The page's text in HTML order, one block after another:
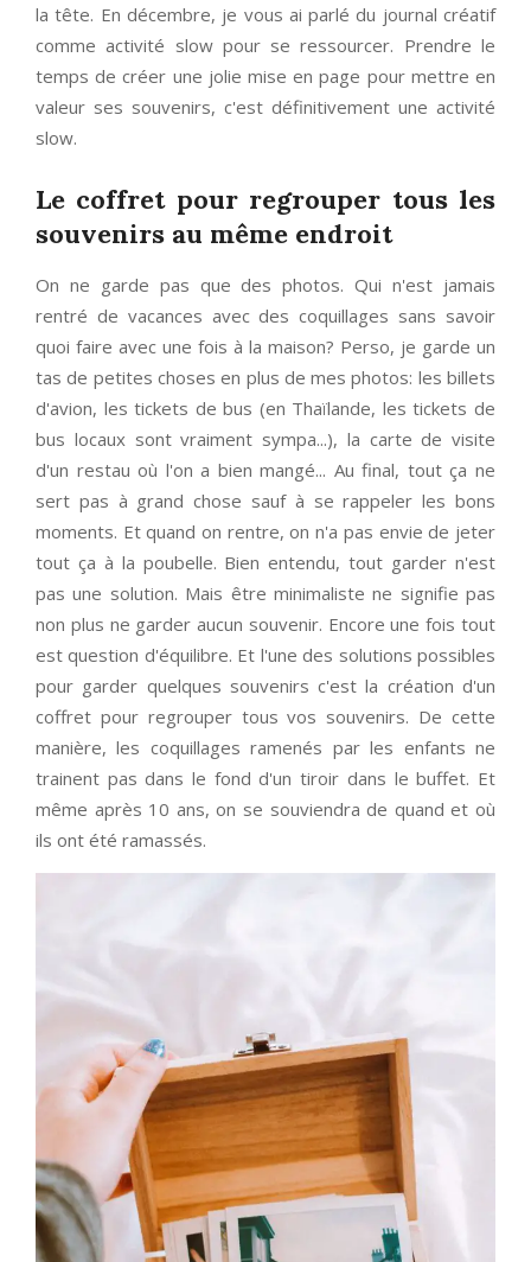
la tête. En décembre, je vous ai parlé du journal créatif
comme activité slow pour se ressourcer. Prendre le
temps de créer une jolie mise en page pour mettre en
valeur ses souvenirs, c'est définitivement une activité
slow.
Le coffret pour regrouper tous les
souvenirs au même endroit
On ne garde pas que des photos. Qui n'est jamais
rentré de vacances avec des coquillages sans savoir
quoi faire avec une fois à la maison? Perso, je garde un
tas de petites choses en plus de mes photos: les billets
d'avion, les tickets de bus (en Thaïlande, les tickets de
bus locaux sont vraiment sympa...), la carte de visite
d'un restau où l'on a bien mangé... Au final, tout ça ne
sert pas à grand chose sauf à se rappeler les bons
moments. Et quand on rentre, on n'a pas envie de jeter
tout ça à la poubelle. Bien entendu, tout garder n'est
pas une solution. Mais être minimaliste ne signifie pas
non plus ne garder aucun souvenir. Encore une fois tout
est question d'équilibre. Et l'une des solutions possibles
pour garder quelques souvenirs c'est la création d'un
coffret pour regrouper tous vos souvenirs. De cette
manière, les coquillages ramenés par les enfants ne
trainent pas dans le fond d'un tiroir dans le buffet. Et
même après 10 ans, on se souviendra de quand et où
ils ont été ramassés.